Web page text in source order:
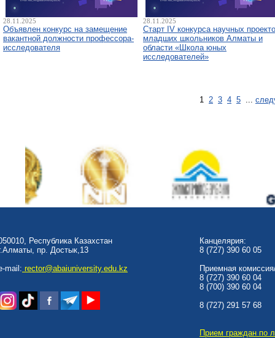
28.11.2025
Объявлен конкурс на замещение
вакантной должности профессора-
исследователя
28.11.2025
Старт IV конкурса научных
младших школьников Алматы и
области «Школа юных
исследователей»
1 2 3 4 5 ...
Республика Казахстан
пр. Достык,13
mail: rector@abaiuniversity.edu.kz
Канцелярия:
8 (727) 390 60 05
Приемная
8 (727) 390 60 04
8 (700) 390 60 04
8 (727) 291 57 68
Прием граждан по